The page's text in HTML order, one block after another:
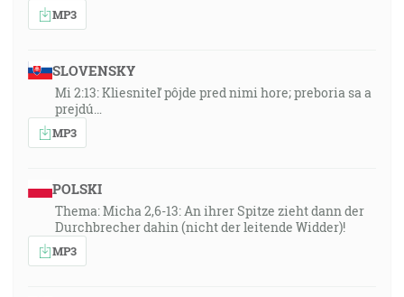
MP3
SLOVENSKY
Mi 2:13: Kliesniteľ pôjde pred nimi hore; preboria sa a
prejdú…
MP3
POLSKI
Thema: Micha 2,6-13: An ihrer Spitze zieht dann der
Durchbrecher dahin (nicht der leitende Widder)!
MP3